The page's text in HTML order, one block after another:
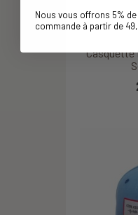
Casquette
Nous vous offrons 5%
commande à partir de